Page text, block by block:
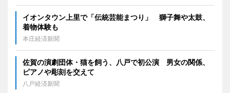
イオンタウン上里で「伝統芸能まつり」 獅子舞や太鼓、
着物体験も
本庄経済新聞
佐賀の演劇団体・猫を飼う、八戸で初公演 男女の関係、
ピアノや彫刻を交えて
八戸経済新聞